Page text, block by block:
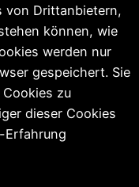
von Drittanbietern,
können, wie
werden nur
gespeichert. Sie
zu
dieser Cookies
Erfahrung